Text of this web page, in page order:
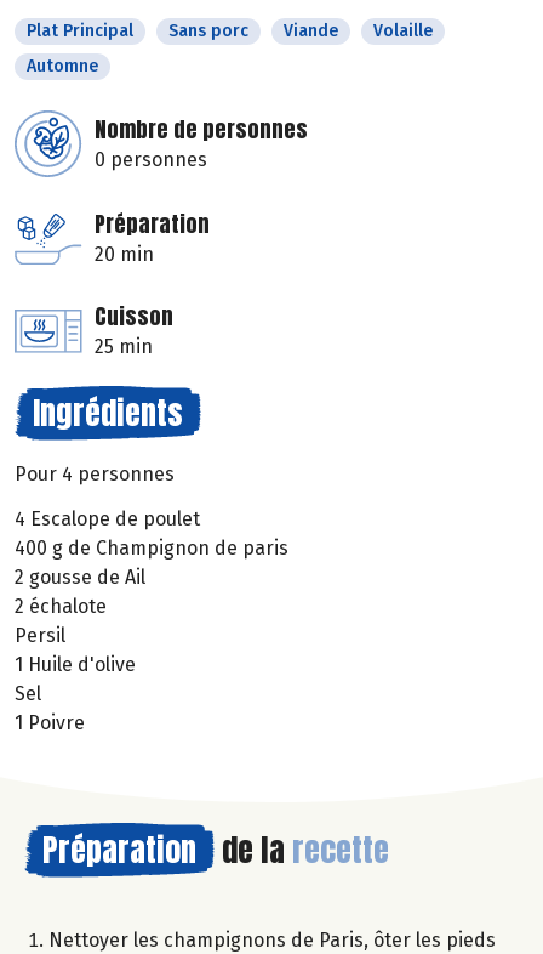
Plat Principal Sans porc Viande
Volaille
Automne
Nombre de personnes
0 personnes
Préparation
20 min
Cuisson
25 min
Ingrédients
Pour 4 personnes
4 Escalope de poulet
400 g de Champignon de paris
2 gousse de Ail
2 échalote
Persil
1 Huile d'olive
Sel
1 Poivre
Préparation de la recette
Nettoyer les champignons de Paris, ôter les pieds